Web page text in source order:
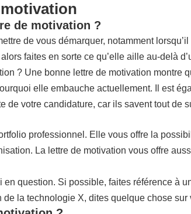
de motivation ?
de vous démarquer, notamment
faites en sorte ce qu’elle aille au-delà
? Une bonne lettre de motivation montre
elle embauche actuellement. Il est
votre candidature, car ils savent tout de
professionnel. Elle vous offre la
La lettre de motivation vous offre
question. Si possible, faites référence à
la technologie X, dites quelque chose